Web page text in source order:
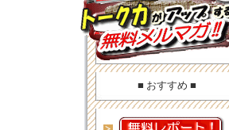
■ おすすめ ■